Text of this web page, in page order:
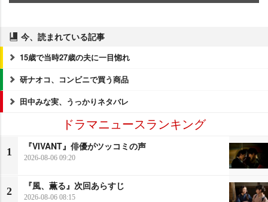
今、読まれている記事
15歳で当時27歳の夫に一目惚れ
研ナオコ、コンビニで買う商品
田中みな実、うっかりネタバレ
ドラマニュースランキング
1
『VIVANT』俳優がツッコミの声
2026-08-06 09:20
2
『風、薫る』次回あらすじ
2026-08-06 08:15